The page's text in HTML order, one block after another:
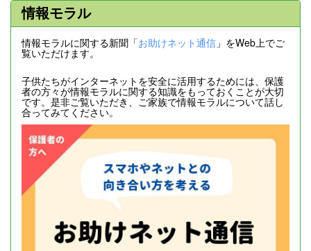
情報モラル
情報モラルに関する新聞「お助けネット通信 」をWeb上でご
覧いただけます。
子供たちがインターネットを安全に活用するためには、保護
者の方々が情報モラルに関する知識をもっておくことが大切
です。是非ご覧いただき、ご家族で情報モラルについて話し
合ってみてください。